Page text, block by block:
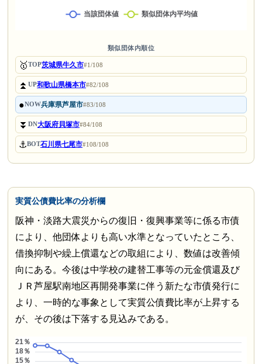
類似団体内順位
🥇TOP茨城県牛久市#1/108
⏫UP和歌山県橋本市#82/108
●NOW兵庫県芦屋市#83/108
⏬DN大阪府貝塚市#84/108
⚓BOT石川県七尾市#108/108
実質公債費比率の分析欄
阪神・淡路大震災からの復旧・復興事業等に係る市債
により、他団体よりも高い水準となっていたところ、
借換抑制や繰上償還などの取組により、数値は改善傾
向にある。今後は中学校の建替工事等の元金償還及び
ＪＲ芦屋駅南地区再開発事業に伴う新たな市債発行に
より、一時的な事象として実質公債費比率が上昇する
が、その後は下落する見込みである。